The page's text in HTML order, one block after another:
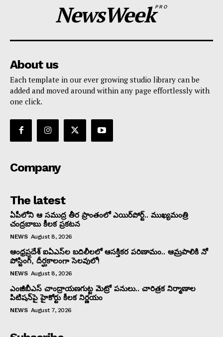
NewsWeekPRO
About us
Each template in our ever growing studio library can be
added and moved around within any page effortlessly with
one click.
Company
The latest
ఏపీలోని ఆ సముద్ర తీర ప్రాంతంలో ఎయిర్‌పోర్ట్.. ముఖ్యమంత్రి
చంద్రబాబు కీలక ప్రకటన
NEWS August 8, 2026
ఆంధ్రప్రదేశ్ ఐఏఎస్‌ల బదిలీలలో ఆసక్తికర పరిణామం.. ఆమ్రపాలికి నో
పోస్టింగ్, దీర్ఘకాలంగా సెలవులో!
NEWS August 8, 2026
ఎంజీబీఎస్ చాంద్రాయణగుట్ట మెట్రో పనులు.. చారిత్రక నిర్మాణాల
పిటిషన్‌పై హైకోర్టు కీలక నిర్ణయం
NEWS August 7, 2026